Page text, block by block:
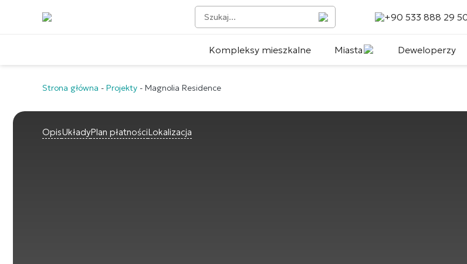
+90 533 888 29
Kompleksy mieszkalne Miasta Deweloperzy
Strona główna - Projekty - Magnolia Residence
OpisUkładyPlan płatnościLokalizacja